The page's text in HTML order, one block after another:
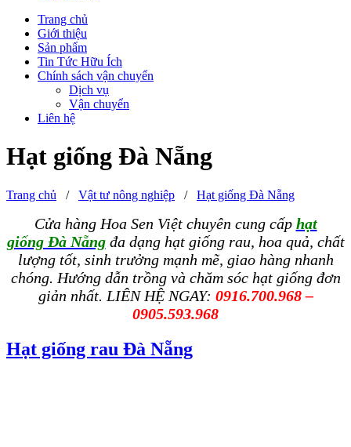
Trang chủ
Giới thiệu
Sản phẩm
Tin Tức Hữu Ích
Chính sách vận chuyển
Dịch vụ
Vận chuyển
Liên hệ
Hạt giống Đà Nẵng
Trang chủ / Vật tư nông nghiệp / Hạt giống Đà Nẵng
Cửa hàng Hoa Sen Việt chuyên cung cấp hạt
giống Đà Nẵngđa dạng hạt giống rau, hoa quả, chất
lượng tốt, sinh trưởng mạnh mẽ, giao hàng nhanh
chóng. Hướng dẫn trồng và chăm sóc hạt giống đơn
giản nhất. LIÊN HỆ NGAY: 0916.700.968 –
0905.593.968
Hạt giống rau Đà Nẵng